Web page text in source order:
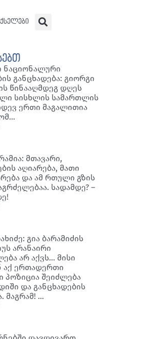
ნაციონალური
განცხადება: გიორგი
წინააღმდეგ დღეს
სისხლის სამართლის
ერთი მაგალითია
მთავარი,
აღიარება, მათი
და ამ რთული გზის
სადამდე? –
გია ბარამიძის
არანაირი
არ აქვს… მისი
აქ ერთადერთი
პოზიცია შეიძლება
და განცხადების
მაგრამ! …